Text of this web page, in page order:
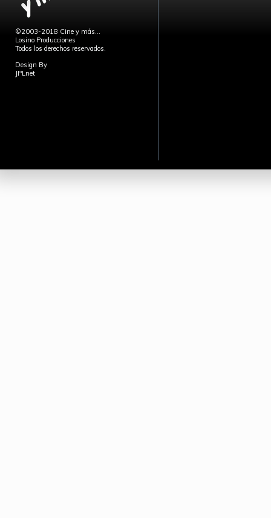
©2003-2018 Cine y más...
Losino Producciones
Todos los derechos reservados.
Design By
JPLnet